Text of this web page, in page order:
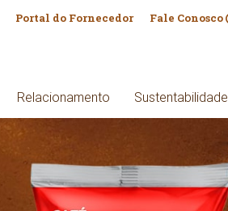
Portal do Fornecedor Fale Conosco
Relacionamento Sustentabilidade